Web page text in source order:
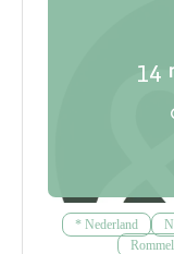
14
* Nederland